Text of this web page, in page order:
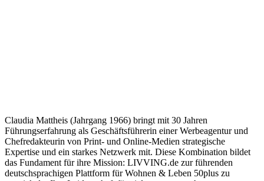
Claudia Mattheis (Jahrgang 1966) bringt mit 30 Jahren
Führungserfahrung als Geschäftsführerin einer Werbeagentur und
Chefredakteurin von Print- und Online-Medien strategische
Expertise und ein starkes Netzwerk mit. Diese Kombination bildet
das Fundament für ihre Mission: LIVVING.de zur führenden
deutschsprachigen Plattform für Wohnen & Leben 50plus zu